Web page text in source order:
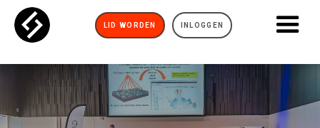
LID WORDEN INLOGGEN